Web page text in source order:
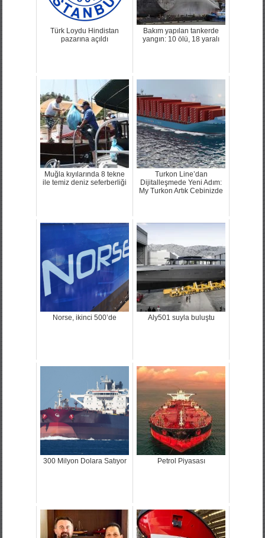
Türk Loydu Hindistan
pazarına açıldı
Bakım yapılan tankerde
yangın: 10 ölü, 18 yaralı
Muğla kıyılarında 8 tekne
ile temiz deniz seferberliği
Turkon Line’dan
Dijitalleşmede Yeni Adım:
My Turkon Artık Cebinizde
Norse, ikinci 500’de Aly501 suyla buluştu
300 Milyon Dolara Satıyor Petrol Piyasası